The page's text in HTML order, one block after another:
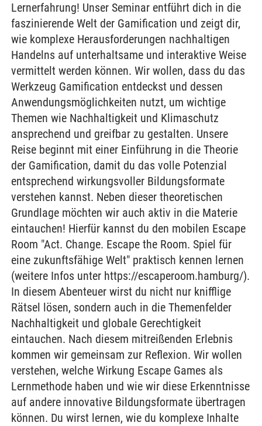
Lernerfahrung! Unser Seminar entführt dich in die
faszinierende Welt der Gamification und zeigt dir,
wie komplexe Herausforderungen nachhaltigen
Handelns auf unterhaltsame und interaktive Weise
vermittelt werden können. Wir wollen, dass du das
Werkzeug Gamification entdeckst und dessen
Anwendungsmöglichkeiten nutzt, um wichtige
Themen wie Nachhaltigkeit und Klimaschutz
ansprechend und greifbar zu gestalten. Unsere
Reise beginnt mit einer Einführung in die Theorie
der Gamification, damit du das volle Potenzial
entsprechend wirkungsvoller Bildungsformate
verstehen kannst. Neben dieser theoretischen
Grundlage möchten wir auch aktiv in die Materie
eintauchen! Hierfür kannst du den mobilen Escape
Room "Act. Change. Escape the Room. Spiel für
eine zukunftsfähige Welt" praktisch kennen lernen
(weitere Infos unter https://escaperoom.hamburg/).
In diesem Abenteuer wirst du nicht nur knifflige
Rätsel lösen, sondern auch in die Themenfelder
Nachhaltigkeit und globale Gerechtigkeit
eintauchen. Nach diesem mitreißenden Erlebnis
kommen wir gemeinsam zur Reflexion. Wir wollen
verstehen, welche Wirkung Escape Games als
Lernmethode haben und wie wir diese Erkenntnisse
auf andere innovative Bildungsformate übertragen
können. Du wirst lernen, wie du komplexe Inhalte